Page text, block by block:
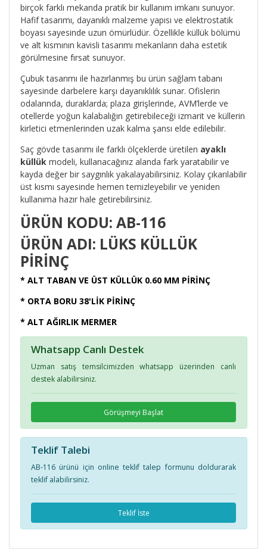
birçok farklı mekanda pratik bir kullanım imkanı sunuyor.
Hafif tasarımı, dayanıklı malzeme yapısı ve elektrostatik
boyası sayesinde uzun ömürlüdür. Özellikle küllük bölümü
ve alt kısmının kavisli tasarımı mekanların daha estetik
görülmesine fırsat sunuyor.
Çubuk tasarımı ile hazırlanmış bu ürün sağlam tabanı
sayesinde darbelere karşı dayanıklılık sunar. Ofislerin
odalarında, duraklarda; plaza girişlerinde, AVM’lerde ve
otellerde yoğun kalabalığın getirebileceği izmarit ve küllerin
kirletici etmenlerinden uzak kalma şansı elde edilebilir.
Saç gövde tasarımı ile farklı ölçeklerde üretilen ayaklı
küllükmodeli, kullanacağınız alanda fark yaratabilir ve
kayda değer bir saygınlık yakalayabilirsiniz. Kolay çıkarılabilir
üst kısmı sayesinde hemen temizleyebilir ve yeniden
kullanıma hazır hale getirebilirsiniz.
ÜRÜN KODU: AB-116
ÜRÜN ADI: LÜKS KÜLLÜK
PİRİNÇ
* ALT TABAN VE ÜST KÜLLÜK 0.60 MM PİRİNÇ
* ORTA BORU 38'LİK PİRİNÇ
* ALT AĞIRLIK MERMER
Whatsapp Canlı Destek
Uzman satış temsilcimizden whatsapp üzerinden canlı
destek alabilirsiniz.
Görüşmeyi Başlat
Teklif Talebi
AB-116 ürünü için online teklif talep formunu doldurarak
teklif alabilirsiniz.
Teklif İste